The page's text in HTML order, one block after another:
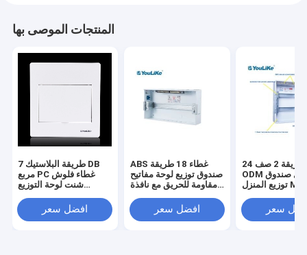
المنتجات الموصى بها
7 طريقة البلاستيك DB
مربع PC غطاء فلوش
شنت لوحة التوزيع
افضل سعر
ABS غطاء 18 طريقة
صندوق توزيع لوحة مفاتيح
مقاومة للحريق مع نافذة
افضل سعر
24 طريقة 2 صف PVC
ODM فلوش جبل صندوق
توزيع المنزل MCB Box
سعر